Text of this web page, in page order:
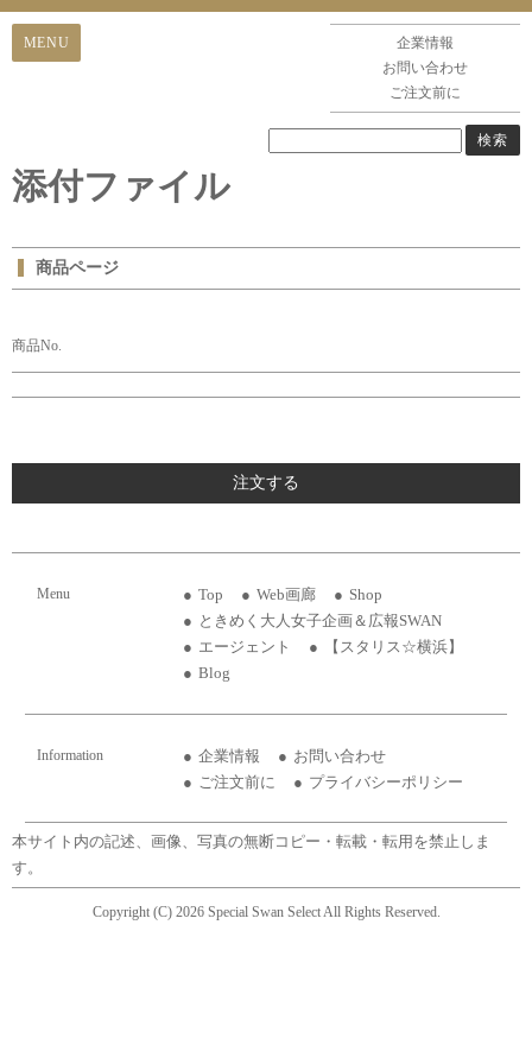
企業情報
お問い合わせ
ご注文前に
添付ファイル
商品ページ
商品No.
注文する
Menu Top Web画廊
Shop
ときめく大人女子企画＆広報SWAN
エージェント
【スタリス☆横浜】
Blog
Information 企業情報
お問い合わせ
ご注文前に
プライバシーポリシー
本サイト内の記述、画像、写真の無断コピー・転載・転用を禁止しま
す。
Copyright (C) 2026 Special Swan Select All Rights Reserved.